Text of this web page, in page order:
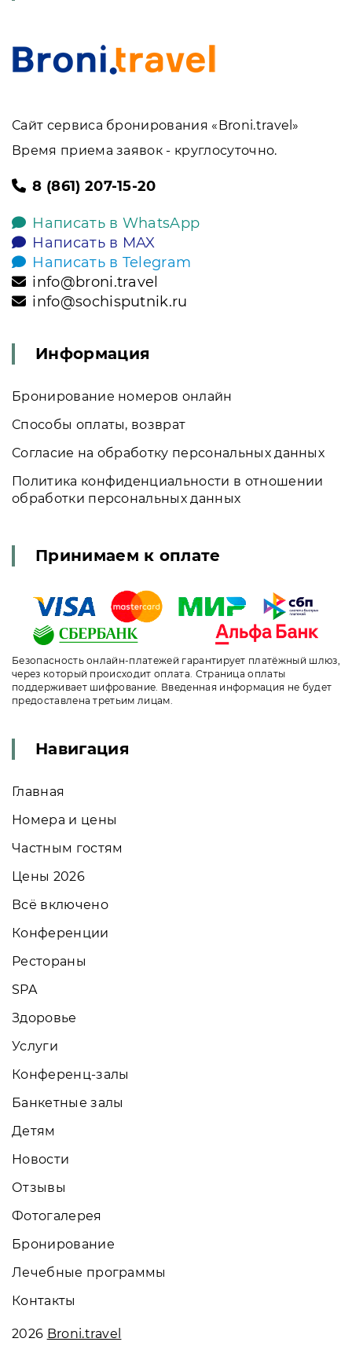
Сайт сервиса бронирования «Broni.travel»
Время приема заявок - круглосуточно.
8 (861) 207-15-20
Написать в WhatsApp
Написать в MAX
Написать в Telegram
info@broni.travel
info@sochisputnik.ru
Информация
Бронирование номеров онлайн
Способы оплаты, возврат
Согласие на обработку персональных данных
Политика конфиденциальности в отношении
обработки персональных данных
Принимаем к оплате
Безопасность онлайн-платежей гарантирует платёжный шлюз,
через который происходит оплата. Страница оплаты
поддерживает шифрование. Введенная информация не будет
предоставлена третьим лицам.
Навигация
Главная
Номера и цены
Частным гостям
Цены 2026
Всё включено
Конференции
Рестораны
SPA
Здоровье
Услуги
Конференц-залы
Банкетные залы
Детям
Новости
Отзывы
Фотогалерея
Бронирование
Лечебные программы
Контакты
2026 Broni.travel